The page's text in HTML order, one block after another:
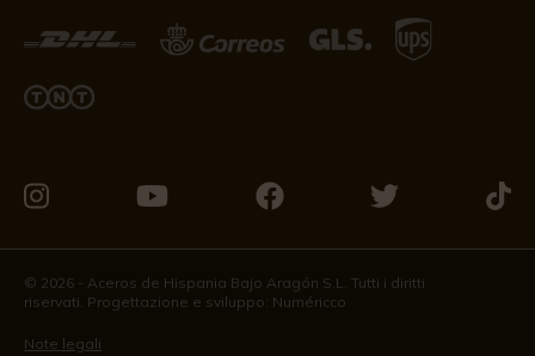
a
trovarci
su
Instagram
a
trovarci
su
a
trovarci
su
a
trovarci
a
© 2026 - Aceros de Hispania Bajo Aragón S.L. Tutti i diritti
riservati. Progettazione e sviluppo: Numéricco
Note legali